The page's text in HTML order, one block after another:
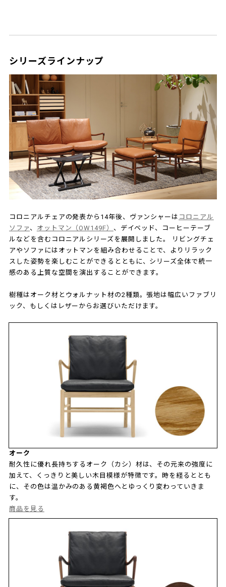
シリーズラインナップ
コロニアルチェアの発表から14年後、ヴァンシャーは コロニアル
ソファ、 オットマン（OW149F） 、デイベッド、コーヒーテーブ
ルなどを含むコロニアルシリーズを展開しました。 リビングチェ
アやソファにはオットマンを組み合わせることで、よりリラック
スした姿勢を楽しむことができるとともに、シリーズ全体で統一
感のある上質な空間を演出することができます。
樹種はオーク材とウォルナット材の2種類。張地は幅広いファブリ
ック、もしくはレザーからお選びいただけます。
オーク
耐久性に優れ長持ちするオーク（カシ）材は、その元来の強度に
加えて、くっきりと美しい木目模様が特徴です。時を経るととも
に、その色は温かみのある黄褐色へとゆっくり変わっていきま
す。
商品を見る